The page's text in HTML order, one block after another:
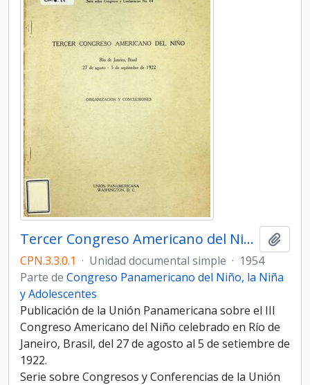
Tercer Congreso Americano del Niño. Organización y conclusiones
CPN.3.3.0.1 · Unidad documental simple · 1954
Parte de Congreso Panamericano del Niño, la Niña
y Adolescentes
Publicación de la Unión Panamericana sobre el III
Congreso Americano del Niño celebrado en Río de
Janeiro, Brasil, del 27 de agosto al 5 de setiembre de
1922.
Serie sobre Congresos y Conferencias de la Unión